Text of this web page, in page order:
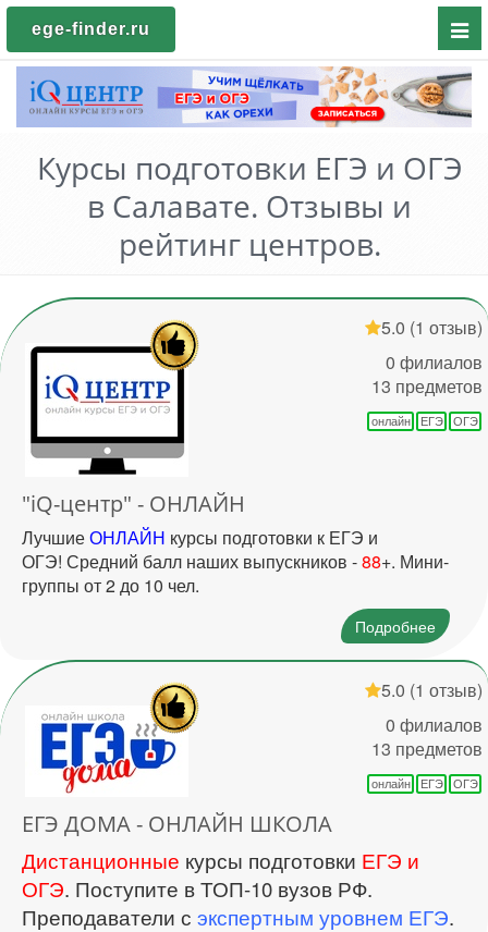
ege-finder.ru
Курсы подготовки ЕГЭ и ОГЭ
в Салавате. Отзывы и
рейтинг центров.
5.0 (1 отзыв)
0 филиалов
13 предметов
онлайн ЕГЭ ОГЭ
"iQ-центр" - ОНЛАЙН
ЛучшиеОНЛАЙН курсы подготовки к ЕГЭ и
ОГЭ! Средний балл наших выпускников -88+. Мини-
группы от 2 до 10 чел.
Подробнее
5.0 (1 отзыв)
0 филиалов
13 предметов
онлайн ЕГЭ ОГЭ
ЕГЭ ДОМА - ОНЛАЙН ШКОЛА
Дистанционные курсы подготовки ЕГЭ и
ОГЭ. Поступите в ТОП-10 вузов РФ.
Преподаватели с экспертным уровнем ЕГЭ.